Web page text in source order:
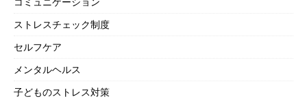
コミュニケーション
ストレスチェック制度
セルフケア
メンタルヘルス
子どものストレス対策